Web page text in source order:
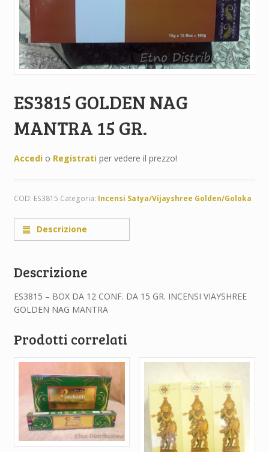
ES3815 GOLDEN NAG
MANTRA 15 GR.
Accedio Registratiper vedere il prezzo!
COD: ES3815 Categoria: Incensi Satya/Vijayshree Golden/Goloka
Descrizione
Descrizione
ES3815 – BOX DA 12 CONF. DA 15 GR. INCENSI VIAYSHREE
GOLDEN NAG MANTRA
Prodotti correlati